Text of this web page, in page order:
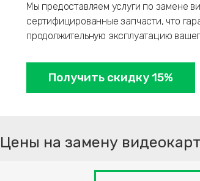
Мы предоставляем услуги по замене
сертифицированные запчасти, что
продолжительную эксплуатацию
Получить скидку 15%
Цены на замену